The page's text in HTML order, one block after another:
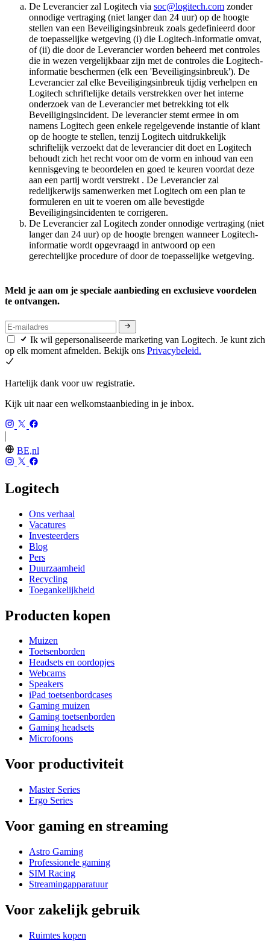
De Leverancier zal Logitech via soc@logitech.com zonder
onnodige vertraging (niet langer dan 24 uur) op de hoogte
stellen van een Beveiligingsinbreuk zoals gedefinieerd door
de toepasselijke wetgeving (i) die Logitech-informatie omvat,
of (ii) die door de Leverancier worden beheerd met controles
die in wezen vergelijkbaar zijn met de controles die Logitech-
informatie beschermen (elk een 'Beveiligingsinbreuk'). De
Leverancier zal elke Beveiligingsinbreuk tijdig verhelpen en
Logitech schriftelijke details verstrekken over het interne
onderzoek van de Leverancier met betrekking tot elk
Beveiligingsincident. De leverancier stemt ermee in om
namens Logitech geen enkele regelgevende instantie of klant
op de hoogte te stellen, tenzij Logitech uitdrukkelijk
schriftelijk verzoekt dat de leverancier dit doet en Logitech
behoudt zich het recht voor om de vorm en inhoud van een
kennisgeving te beoordelen en goed te keuren voordat deze
aan een partij wordt verstrekt . De Leverancier zal
redelijkerwijs samenwerken met Logitech om een plan te
formuleren en uit te voeren om alle bevestigde
Beveiligingsincidenten te corrigeren.
De Leverancier zal Logitech zonder onnodige vertraging (niet
langer dan 24 uur) op de hoogte brengen wanneer Logitech-
informatie wordt opgevraagd in antwoord op een
gerechtelijke procedure of door de toepasselijke wetgeving.
Meld je aan om je speciale aanbieding en exclusieve voordelen
te ontvangen.
Ik wil gepersonaliseerde marketing van Logitech. Je kunt zich
op elk moment afmelden. Bekijk ons Privacybeleid.
Hartelijk dank voor uw registratie.
Kijk uit naar een welkomstaanbieding in je inbox.
BE,nl
Logitech
Ons verhaal
Vacatures
Investeerders
Blog
Pers
Duurzaamheid
Recycling
Toegankelijkheid
Producten kopen
Muizen
Toetsenborden
Headsets en oordopjes
Webcams
Speakers
iPad toetsenbordcases
Gaming muizen
Gaming toetsenborden
Gaming headsets
Microfoons
Voor productiviteit
Master Series
Ergo Series
Voor gaming en streaming
Astro Gaming
Professionele gaming
SIM Racing
Streamingapparatuur
Voor zakelijk gebruik
Ruimtes kopen